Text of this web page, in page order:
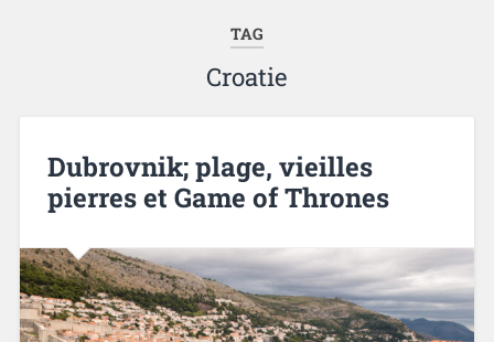
TAG
Croatie
Dubrovnik; plage, vieilles
pierres et Game of Thrones